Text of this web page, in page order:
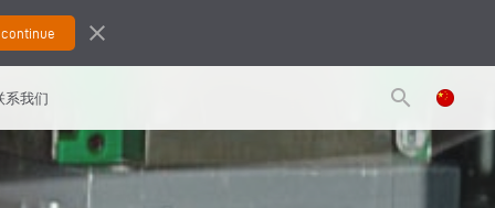
close
系我们 search